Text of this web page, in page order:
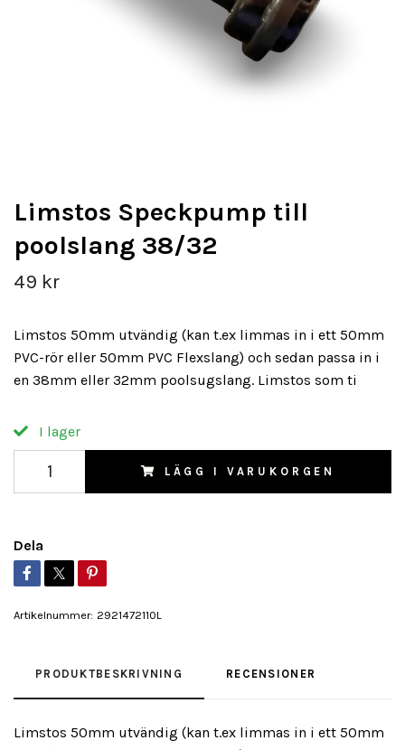
Limstos Speckpump till
poolslang 38/32
49 kr
Limstos 50mm utvändig (kan t.ex limmas in i ett 50mm
PVC-rör eller 50mm PVC Flexslang) och sedan passa in i
en 38mm eller 32mm poolsugslang. Limstos som ti
I lager
LÄGG I VARUKORGEN
Dela
Artikelnummer: 2921472110L
PRODUKTBESKRIVNING RECENSIONER
Limstos 50mm utvändig (kan t.ex limmas in i ett 50mm